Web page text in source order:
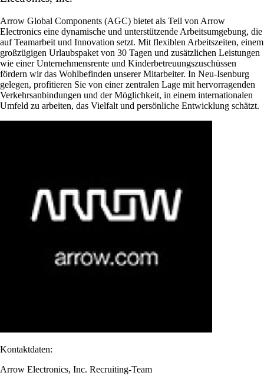
Arrow Global Components (AGC) bietet als Teil von Arrow
Electronics eine dynamische und unterstützende Arbeitsumgebung, die
auf Teamarbeit und Innovation setzt. Mit flexiblen Arbeitszeiten, einem
großzügigen Urlaubspaket von 30 Tagen und zusätzlichen Leistungen
wie einer Unternehmensrente und Kinderbetreuungszuschüssen
fördern wir das Wohlbefinden unserer Mitarbeiter. In Neu-Isenburg
gelegen, profitieren Sie von einer zentralen Lage mit hervorragenden
Verkehrsanbindungen und der Möglichkeit, in einem internationalen
Umfeld zu arbeiten, das Vielfalt und persönliche Entwicklung schätzt.
Kontaktdaten:
Arrow Electronics, Inc. Recruiting-Team